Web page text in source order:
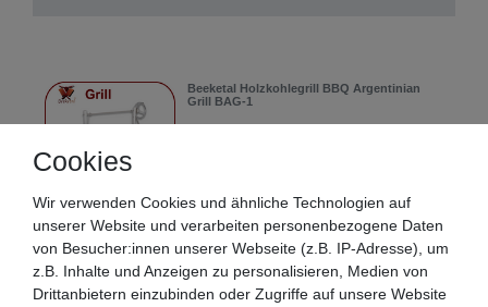
Beeketal Holzkohlegrill BBQ Argentinian
Grill BAG-1
Versandkosten
Beeketal Pelletgrill Smoker PGB-80
Cookies
Wir verwenden Cookies und ähnliche Technologien auf
unserer Website und verarbeiten personenbezogene Daten
von Besucher:innen unserer Webseite (z.B. IP-Adresse), um
z.B. Inhalte und Anzeigen zu personalisieren, Medien von
Drittanbietern einzubinden oder Zugriffe auf unsere Website